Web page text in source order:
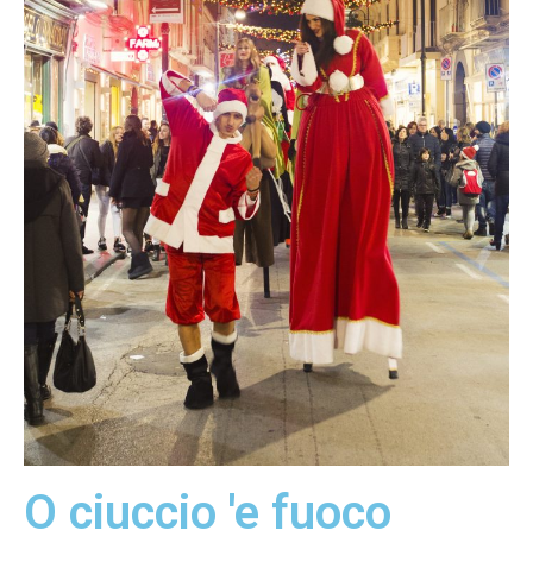
O ciuccio 'e fuoco